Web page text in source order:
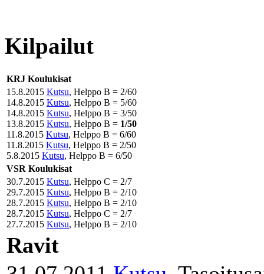
Kilpailut
KRJ Koulukisat
15.8.2015 Kutsu, Helppo B = 2/60
14.8.2015 Kutsu, Helppo B = 5/60
14.8.2015 Kutsu, Helppo B = 3/50
13.8.2015 Kutsu, Helppo B = 1/50
11.8.2015 Kutsu, Helppo B = 6/60
11.8.2015 Kutsu, Helppo B = 2/50
5.8.2015 Kutsu, Helppo B = 6/50
VSR Koulukisat
30.7.2015 Kutsu, Helppo C = 2/7
29.7.2015 Kutsu, Helppo B = 2/10
28.7.2015 Kutsu, Helppo B = 2/10
28.7.2015 Kutsu, Helppo C = 2/7
27.7.2015 Kutsu, Helppo B = 2/10
Ravit